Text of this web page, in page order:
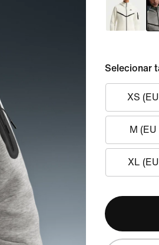
Selecionar
XS
M
XL